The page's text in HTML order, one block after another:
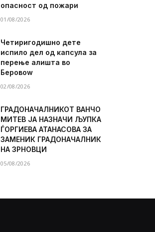
опасност од пожари
01/08/2026
Четиригодишно дете
испило дел од капсула за
перење алишта во
Беровоw
02/08/2026
ГРАДОНАЧАЛНИКОТ ВАНЧО
МИТЕВ ЈА НАЗНАЧИ ЉУПКА
ЃОРГИЕВА АТАНАСОВА ЗА
ЗАМЕНИК ГРАДОНАЧАЛНИК
НА ЗРНОВЦИ
05/08/2026